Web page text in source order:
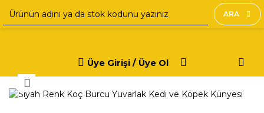
ARA
Üye Girişi / Üye Ol